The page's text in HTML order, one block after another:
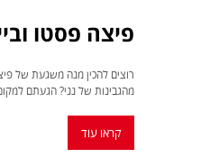
פיצה פסטו
רוצים להכין מנה משגעת של
מהגבינות של נני? הגעתם
קראו עוד